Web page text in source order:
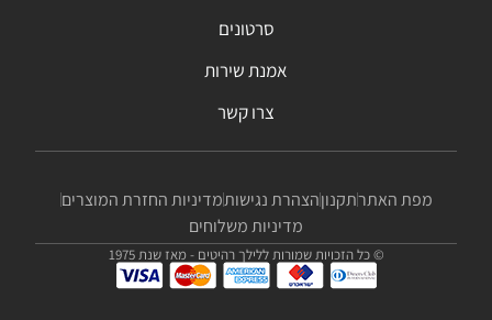
סרטונים
אמנת שירות
צרו קשר
מפת האתרתקנוןהצהרת נגישותמדיניות החזרת המוצרים
מדיניות משלוחים
© כל הזכויות שמורות ללילך רהיטים - מאז שנת 1975